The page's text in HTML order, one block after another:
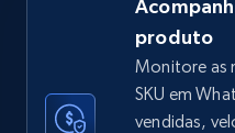
TikTok Shop
URL, Title, Available,
price, Final price,
produto
Monitore as
SKU em
vendidas,